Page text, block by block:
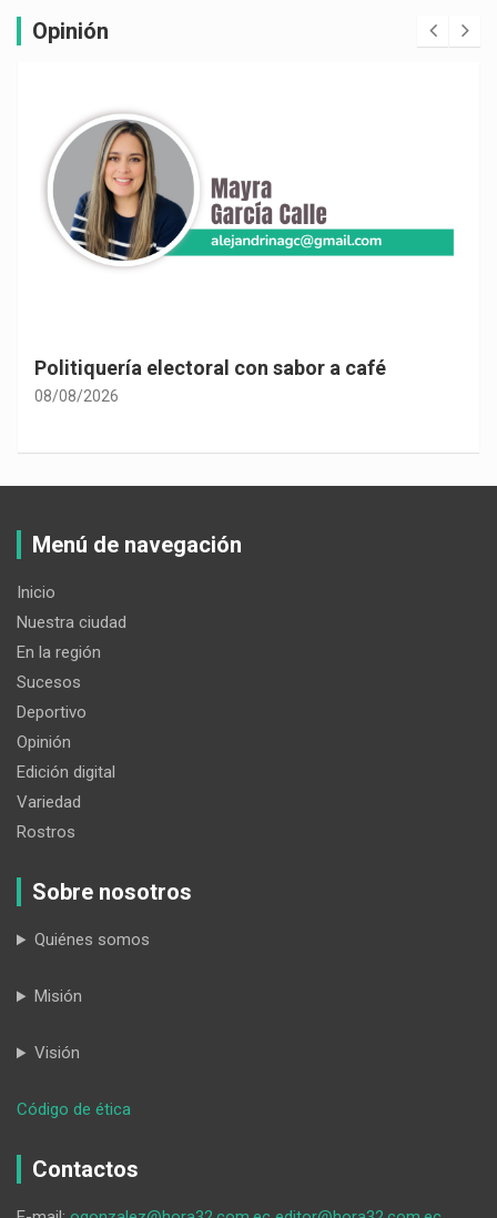
Opinión
Politiquería electoral con sabor a café
08/08/2026
Menú de navegación
Inicio
Nuestra ciudad
En la región
Sucesos
Deportivo
Opinión
Edición digital
Variedad
Rostros
Sobre nosotros
Quiénes somos
Misión
Visión
Código de ética
negro
Contactos